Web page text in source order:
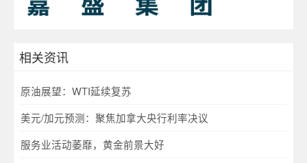
相关资讯
原油展望：WTI延续复苏
美元/加元预测：聚焦加拿大央行利率决议
服务业活动萎靡，黄金前景大好